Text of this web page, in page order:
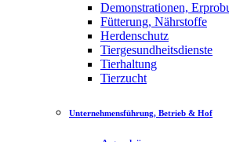
Demonstrationen,
Fütterung, Nährstoffe
Herdenschutz
Tiergesundheitsdienste
Tierhaltung
Tierzucht
Unternehmensführung, Betrieb & Hof